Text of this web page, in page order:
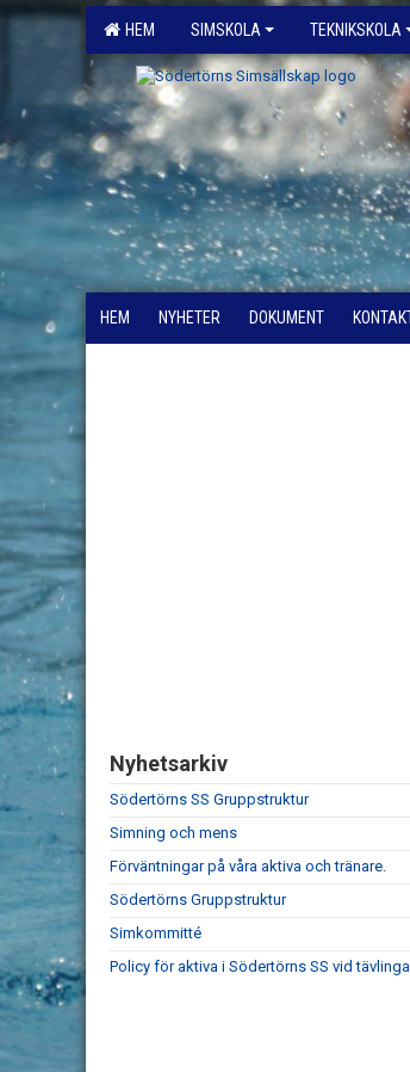
HEM SIMSKOLA TEKNIKSKOLA
HEM NYHETER DOKUMENT
Nyhetsarkiv
Södertörns SS Gruppstruktur
Simning och mens
Förväntningar på våra aktiva och tränare.
Södertörns Gruppstruktur
Simkommitté
Policy för aktiva i Södertörns SS vid